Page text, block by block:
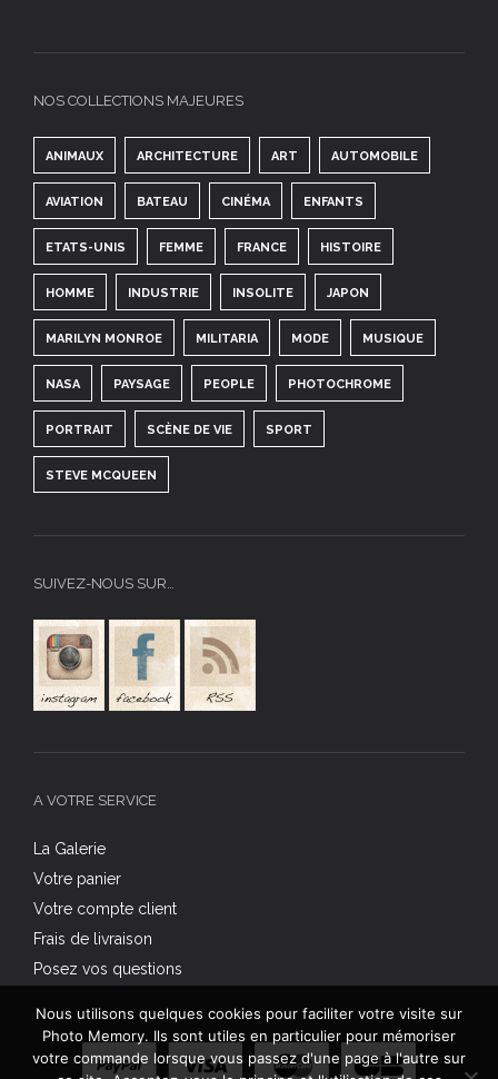
NOS COLLECTIONS MAJEURES
ANIMAUX ARCHITECTURE ART AUTOMOBILE
AVIATION BATEAU CINÉMA ENFANTS
ETATS-UNIS FEMME FRANCE HISTOIRE
HOMME INDUSTRIE INSOLITE JAPON
MARILYN MONROE MILITARIA MODE MUSIQUE
NASA PAYSAGE PEOPLE PHOTOCHROME
PORTRAIT SCÈNE DE VIE SPORT
STEVE MCQUEEN
SUIVEZ-NOUS SUR…
A VOTRE SERVICE
La Galerie
Votre panier
Votre compte client
Frais de livraison
Posez vos questions
Nous utilisons quelques cookies pour faciliter votre visite sur
Photo Memory. Ils sont utiles en particulier pour mémoriser
votre commande lorsque vous passez d'une page à l'autre sur